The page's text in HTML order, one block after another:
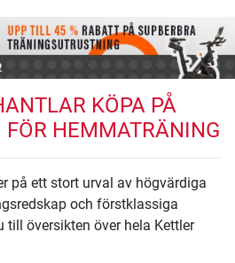
KÖPA PÅ
FÖR HEMMATRÄNING
på ett stort urval av högvärdiga
och förstklassiga
till översikten över hela Kettler